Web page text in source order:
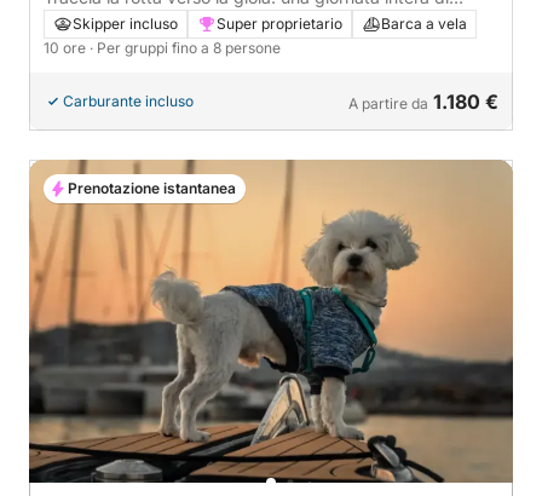
autentica navigazione a vela a Santorini a bordo di una
barca a vela.
Skipper incluso Super proprietario
Barca a vela
10 ore · Per gruppi fino a 8 persone
Carburante incluso A partire da 1.180 €
Prenotazione istantanea